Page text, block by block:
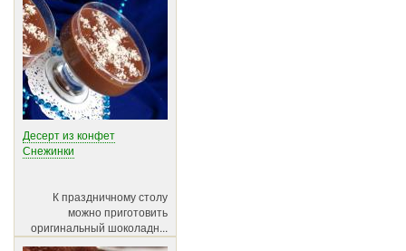
Десерт из конфет
Снежинки
К праздничному столу
можно приготовить
оригинальный шоколадн...